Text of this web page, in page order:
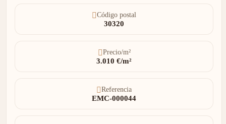
Código postal
30320
Precio/m²
3.010 €/m²
Referencia
EMC-000044